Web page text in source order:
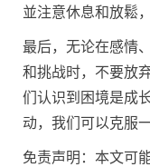
並注意休息和放鬆
最后，无论在感情
和挑战时，不要放
们认识到困境是成
动，我们可以克服
免责声明：本文可